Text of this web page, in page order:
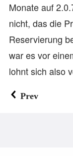
Monate auf
nicht, das die
Reservierung
war es vor
lohnt sich also
Prev